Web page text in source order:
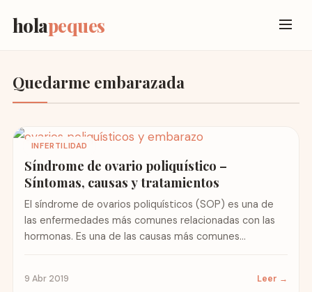
holapeques
Quedarme embarazada
INFERTILIDAD
Síndrome de ovario poliquístico –
Síntomas, causas y tratamientos
El síndrome de ovarios poliquísticos (SOP) es una de
las enfermedades más comunes relacionadas con las
hormonas. Es una de las causas más comunes
9 Abr 2019 Leer →